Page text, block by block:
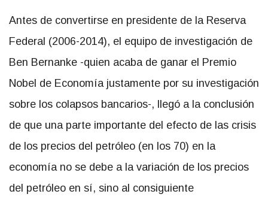
Antes de convertirse en presidente de la Reserva
Federal (2006-2014), el equipo de investigación de
Ben Bernanke -quien acaba de ganar el Premio
Nobel de Economía justamente por su investigación
sobre los colapsos bancarios-, llegó a la conclusión
de que una parte importante del efecto de las crisis
de los precios del petróleo (en los 70) en la
economía no se debe a la variación de los precios
del petróleo en sí, sino al consiguiente